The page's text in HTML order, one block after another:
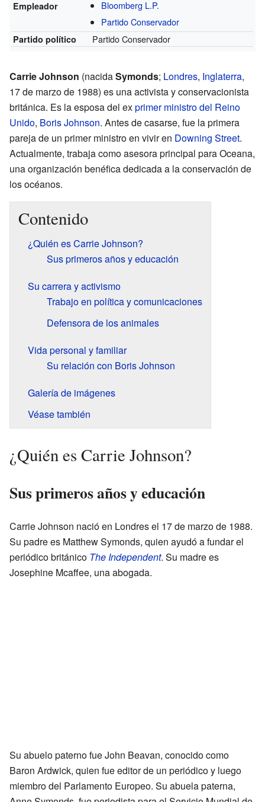
Empleador
Bloomberg L.P.
Partido Conservador
Partido político Partido Conservador
Carrie Johnson (nacidaSymonds; Londres, Inglaterra,
17 de marzo de 1988) es una activista y conservacionista
británica. Es la esposa del exprimer ministro del Reino
Unido, Boris Johnson. Antes de casarse, fue la primera
pareja de un primer ministro en vivir en Downing Street.
Actualmente, trabaja como asesora principal para Oceana,
una organización benéfica dedicada a la conservación de
los océanos.
Contenido
¿Quién es Carrie Johnson?
Sus primeros años y educación
Su carrera y activismo
Trabajo en política y comunicaciones
Defensora de los animales
Vida personal y familiar
Su relación con Boris Johnson
Galería de imágenes
Véase también
¿Quién es Carrie Johnson?
Sus primeros años y educación
Carrie Johnson nació en Londres el 17 de marzo de 1988.
Su padre es Matthew Symonds, quien ayudó a fundar el
periódico británico The Independent. Su madre es
Josephine Mcaffee, una abogada.
Su abuelo paterno fue John Beavan, conocido como
Baron Ardwick, quien fue editor de un periódico y luego
miembro del Parlamento Europeo. Su abuela paterna,